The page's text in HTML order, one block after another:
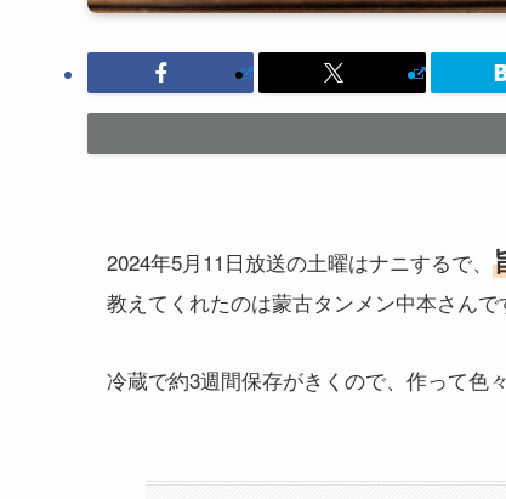
2024年5月11日放送の土曜はナニするで、
教えてくれたのは蒙古タンメン中本さんで
冷蔵で約3週間保存がきくので、作って色